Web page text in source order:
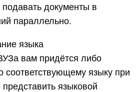
документы в
параллельно.
языка
вам придётся либо
соответствующему языку при
языковой